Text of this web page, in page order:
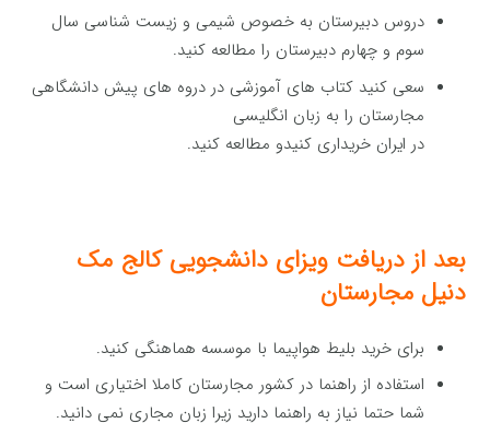
دروس دبیرستان به خصوص شیمی و زیست شناسی سال
سوم و چهارم دبیرستان را مطالعه کنید.
سعی کنید کتاب های آموزشی در دروه های پیش دانشگاهی
مجارستان را به زبان انگلیسی
در ایران خریداری کنیدو مطالعه کنید.
بعد از دریافت ویزایدانشجوییکالج مک
دنیل مجارستان
برای خرید بلیط هواپیما با موسسه هماهنگی کنید.
استفاده از راهنما در کشور مجارستان کاملا اختیاری است و
شما حتما نیاز به راهنما دارید زیرا زبان مجاری نمی دانید.